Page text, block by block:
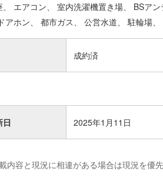
エアコン 室内洗濯機置き場 BSアン
アホン
都市ガス 公営水道 駐輪場
成約済
日 2025年1月11日
内容と現況に相違がある場合は現況を優先